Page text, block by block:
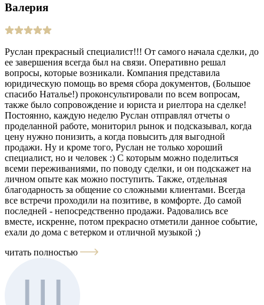
Валерия
Руслан прекрасный специалист!!! От самого начала сделки, до
ее завершения всегда был на связи. Оперативно решал
вопросы, которые возникали. Компания представила
юридическую помощь во время сбора документов, (Большое
спасибо Наталье!) проконсультировали по всем вопросам,
также было сопровождение и юриста и риелтора на сделке!
Постоянно, каждую неделю Руслан отправлял отчеты о
проделанной работе, мониторил рынок и подсказывал, когда
цену нужно понизить, а когда повысить для выгодной
продажи. Ну и кроме того, Руслан не только хороший
специалист, но и человек :) С которым можно поделиться
всеми переживаниями, по поводу сделки, и он подскажет на
личном опыте как можно поступить. Также, отдельная
благодарность за общение со сложными клиентами. Всегда
все встречи проходили на позитиве, в комфорте. До самой
последней - непосредственно продажи. Радовались все
вместе, искренне, потом прекрасно отметили данное событие,
ехали до дома с ветерком и отличной музыкой ;)
читать полностью